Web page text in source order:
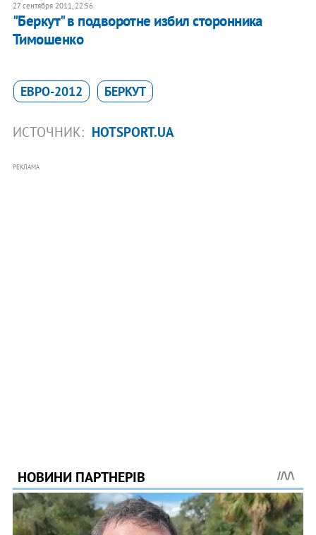
27 сентября 2011, 22:56
"Беркут" в подворотне избил сторонника
Тимошенко
ЕВРО-2012 БЕРКУТ
ИСТОЧНИК: HOTSPORT.UA
РЕКЛАМА